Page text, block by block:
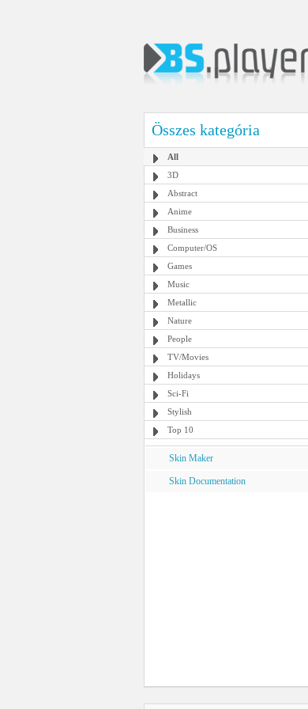
Összes kategória
All
3D
Abstract
Anime
Business
Computer/OS
Games
Music
Metallic
Nature
People
TV/Movies
Holidays
Sci-Fi
Stylish
Top 10
Skin Maker
Skin Documentation